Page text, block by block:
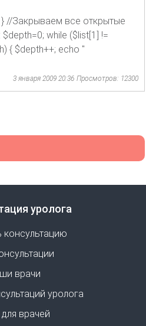
} //Закрываем все открытые
while ($list[1] !=
{ $depth++; echo "
3 января 2009 20:36 Просмотров: 12300
уролога
консультацию
врачи
уролога
врачей